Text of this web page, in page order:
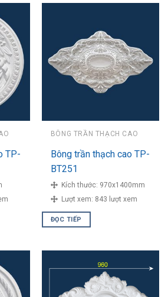
TP-
BÔNG TRẦN THẠCH CAO
Bông trần thạch cao TP-
BT251
Kích thước: 970x1400mm
Lượt xem: 843 lượt xem
ĐỌC TIẾP